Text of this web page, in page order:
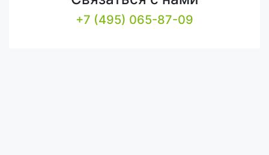
+7 (495) 065-87-09